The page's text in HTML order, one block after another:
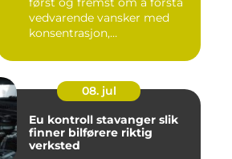
vedvarende vansker med
konsentrasjon,
08. jul
Eu kontroll stavanger slik
finner bilførere riktig
verksted